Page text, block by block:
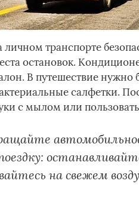
личном транспорте
остановок.
В путешествие нужно
салфетки.
с мылом или
на свежем